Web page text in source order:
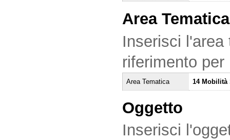
Area Tematica
Inserisci l'area
riferimento
Area Tematica 14 Mobilità
Oggetto
Inserisci